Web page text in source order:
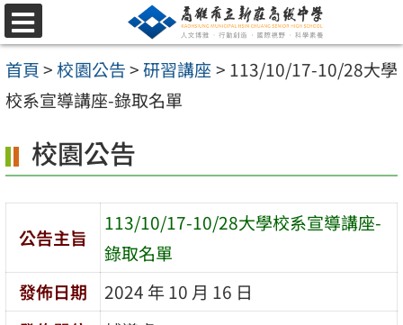
跳
至
主
要
容
區
選
單
首頁>校園公告>研習講座 > 113/10/17-10/28大學
校系宣導講座-錄取名單
校園公告
公告主旨
113/10/17-10/28大學校系宣導講座-
錄取名單
發佈日期
2024 年 10 月 16 日